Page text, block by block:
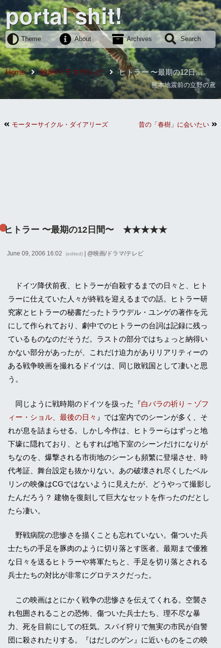
portal shit!
Theme About Archives Search
Home 映画/ドラマ/テレビ
ヒトラー 〜最期の12日
間〜 ★★★★★
熊本地震前の立野の鳶
モーターサイクル・ダイアリーズ ★★★★☆昔の「春樹」に会いたい
ヒトラー 〜最期の12日間〜 ★★★★★
June 09, 2006 16:02 (edited) | @映画/ドラマ/テレビ
ドイツ降伏前夜、ヒトラーが自殺するまでの日々と、ヒト
ラーに仕えていた人々が終戦を迎えるまでの話。ヒトラー研
究家とヒトラーの秘書だったトラウデル・ユンゲの著作を元
にして作られており、劇中でのヒトラーの台詞は記録に残っ
ているものなのだそうだ。ラストの部分ではちょっと納得い
かない部分があったが、これだけ迫力がありリアリティーの
ある戦争映画を撮れるドイツは、同じ敗戦国として凄いと思
う。
同じように戦時期のドイツを扱った『白バラの祈り − ゾフ
ィー・ショル、最後の日々 』では室内でのシーンが多く、そ
れが息を詰まらせる。しかし今作は、ヒトラーらはずっと地
下壕に隠れており、ともすれば地下室のシーンだけになりが
ちなのを、爆撃される市街地のシーンも頻繁に登場させ、時
代考証、舞台設定も抜かりない。あの破壊され尽くしたベル
リンの映像はCGではないように見えたが、どうやって撮影し
たんだろう？ 建物を復刻して巨大なセットを作ったのだとし
たら凄い。
野戦病院の悲惨さを描くことも忘れていない。傷ついた兵
士たちの手足を豚肉のように切り落とす医者。最期まで優雅
な日々を送るヒトラーや将軍たちと、手足を切り落とされる
兵士たちの対比が非常にグロテスクだった。
この映画はとにかく戦争の悲惨さを伝えてくれる。空襲さ
れ包囲されることの恐怖、傷ついた兵士たち、理不尽な暴
力、死を目前にしての狂気。スパイ狩りで無実の市民が自警
団に殺されたりする。『はだしのゲン』に近いものをこの映